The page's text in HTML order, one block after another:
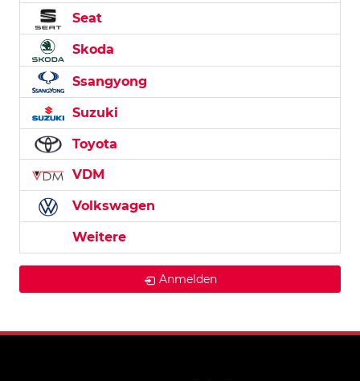
Seat
Skoda
Ssangyong
Suzuki
Toyota
VDM
Volkswagen
Weitere
Anmelden